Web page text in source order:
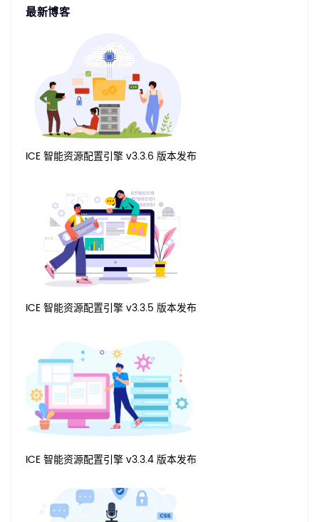
最新博客
ICE 智能资源配置引擎 v3.3.6 版本发布
ICE 智能资源配置引擎 v3.3.5 版本发布
ICE 智能资源配置引擎 v3.3.4 版本发布